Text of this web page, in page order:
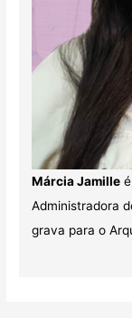
Márcia Jamilleé
Administradora
grava para o